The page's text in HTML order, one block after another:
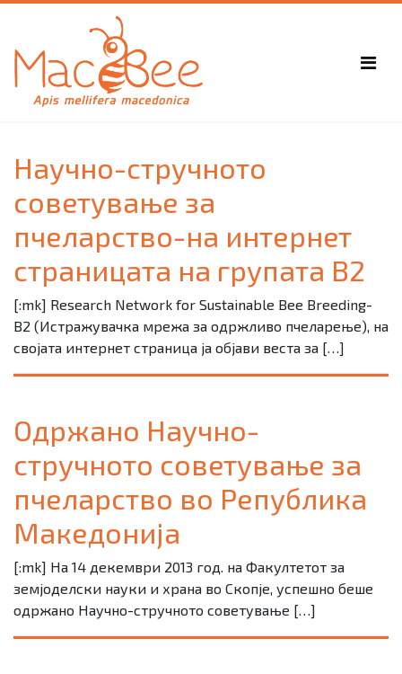
Научно-стручното
советување за
пчеларство-на интернет
страницата на групата B2
[:mk] Research Network for Sustainable Bee Breeding-
B2 (Истражувачка мрежа за одржливо пчеларење), на
својата интернет страница ја објави веста за […]
Одржано Научно-
стручното советување за
пчеларство во Република
Македонија
[:mk] На 14 декември 2013 год. на Факултетот за
земјоделски науки и храна во Скопје, успешно беше
одржано Научно-стручното советување […]